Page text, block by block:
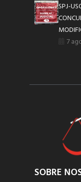
SPJ-
7
SOBRE